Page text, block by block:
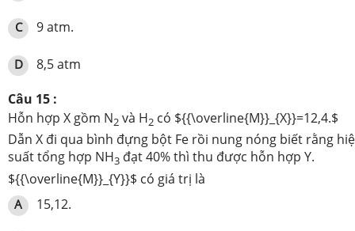
C 9 atm.
D
8,5 atm
Câu 15 :
Hỗn hợp X gồm N2 và H2 có ${{\overline{M}}_{X}}=12,4.$
Dẫn X đi qua bình đựng bột Fe rồi nung nóng biết rằng
suất tổng hợp NH3 đạt 40% thì thu được hỗn hợp Y.
${{\overline{M}}_{Y}}$ có giá trị là
A 15,12.